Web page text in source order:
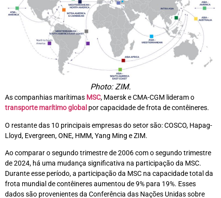
Photo: ZIM.
As companhias marítimas MSC, Maersk e CMA-CGM lideram o
transporte marítimo global por capacidade de frota de contêineres.
O restante das 10 principais empresas do setor são: COSCO, Hapag-
Lloyd, Evergreen, ONE, HMM, Yang Ming e ZIM.
Ao comparar o segundo trimestre de 2006 com o segundo trimestre
de 2024, há uma mudança significativa na participação da MSC.
Durante esse período, a participação da MSC na capacidade total da
frota mundial de contêineres aumentou de 9% para 19%. Esses
dados são provenientes da Conferência das Nações Unidas sobre